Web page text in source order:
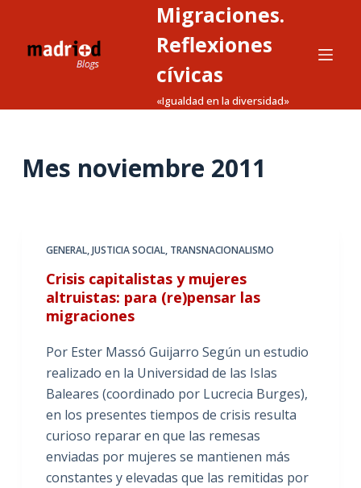
Migraciones.
Reflexiones
cívicas
«Igualdad en la diversidad»
Mes noviembre 2011
GENERAL,JUSTICIA SOCIAL, TRANSNACIONALISMO
Crisis capitalistas y mujeres
altruistas: para (re)pensar las
migraciones
Por Ester Massó Guijarro Según un estudio
realizado en la Universidad de las Islas
Baleares (coordinado por Lucrecia Burges),
en los presentes tiempos de crisis resulta
curioso reparar en que las remesas
enviadas por mujeres se mantienen más
constantes y elevadas que las remitidas por